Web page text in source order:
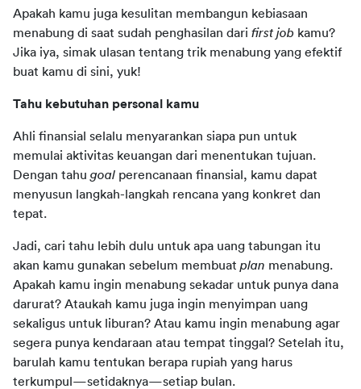
Apakah kamu juga kesulitan membangun kebiasaan
menabung di saat sudah penghasilan dari first job kamu?
Jika iya, simak ulasan tentang trik menabung yang efektif
buat kamu di sini, yuk!
Tahu kebutuhan personal kamu
Ahli finansial selalu menyarankan siapa pun untuk
memulai aktivitas keuangan dari menentukan tujuan.
Dengan tahu goal perencanaan finansial, kamu dapat
menyusun langkah-langkah rencana yang konkret dan
tepat.
Jadi, cari tahu lebih dulu untuk apa uang tabungan itu
akan kamu gunakan sebelum membuat plan menabung.
Apakah kamu ingin menabung sekadar untuk punya dana
darurat? Ataukah kamu juga ingin menyimpan uang
sekaligus untuk liburan? Atau kamu ingin menabung agar
segera punya kendaraan atau tempat tinggal? Setelah itu,
barulah kamu tentukan berapa rupiah yang harus
terkumpul—setidaknya—setiap bulan.